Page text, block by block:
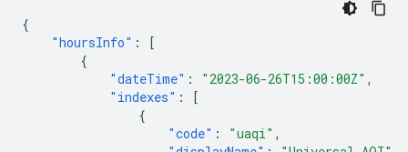
{
"hoursInfo" :
[
{
"dateTime" : "2023-06-26T15:00:00Z" ,
"indexes" :
[
{
"code" : "uaqi" ,